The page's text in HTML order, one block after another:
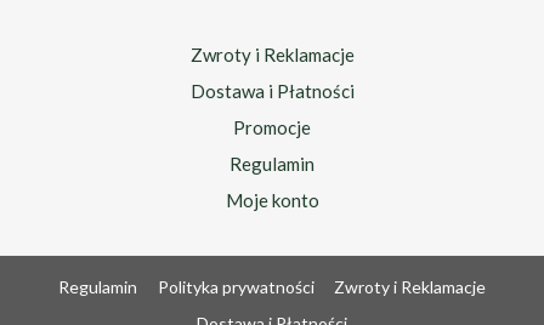
Zwroty i Reklamacje
Dostawa i Płatności
Promocje
Regulamin
Moje konto
Regulamin Polityka prywatności
Zwroty i Reklamacje